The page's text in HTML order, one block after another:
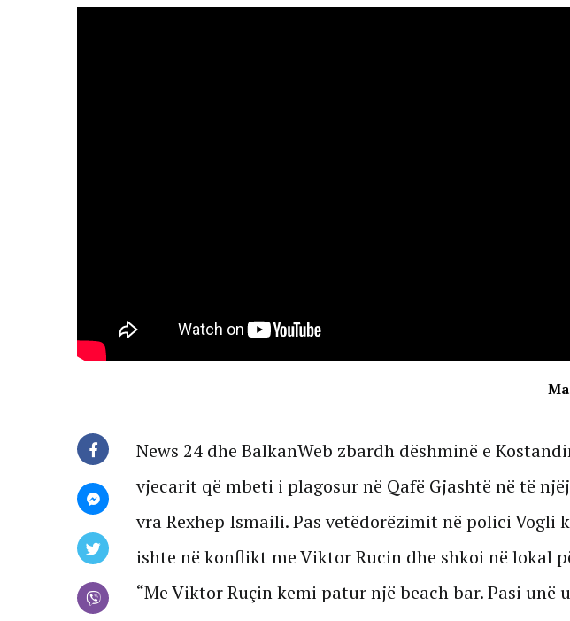
News 24 dhe BalkanWeb zbardh dëshminë e
vjecarit që mbeti i plagosur në Qafë Gjashtë në të
vra Rexhep Ismaili. Pas vetëdorëzimit në polici Vogli
ishte në konflikt me Viktor Rucin dhe shkoi në lokal
“Me Viktor Ruçin kemi patur një beach bar. Pasi unë